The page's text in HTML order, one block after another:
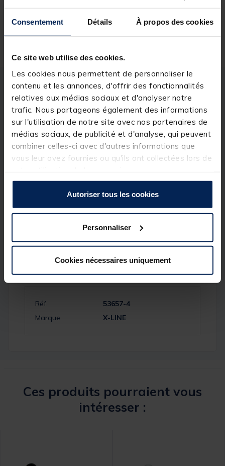
Consentement Détails À propos des cookies
Ce site web utilise des cookies.
Les cookies nous permettent de personnaliser le
contenu et les annonces, d'offrir des fonctionnalités
relatives aux médias sociaux et d'analyser notre
trafic. Nous partageons également des informations
sur l'utilisation de notre site avec nos partenaires de
médias sociaux, de publicité et d'analyse, qui peuvent
combiner celles-ci avec d'autres informations que
vous leur avez fournies ou qu'ils ont collectées lors de
Autoriser tous les cookies
Personnaliser
Cookies nécessaires uniquement
Expédition sous 24 h
Description Spécifications
Description & détails
Détails
STOP LONG
Ces stop float sont allongés pour une meilleure
Utilisables pour toutes les techniques de pêche.
Spécifications
Réf.
53657-4
Marque
X-LINE
Ces produits pourraient vous
intéresser :